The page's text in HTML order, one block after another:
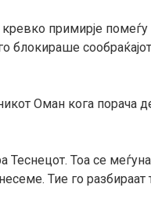
примирје
блокираше
Оман кога
Теснецот. Тоа се
Тие го разбираат